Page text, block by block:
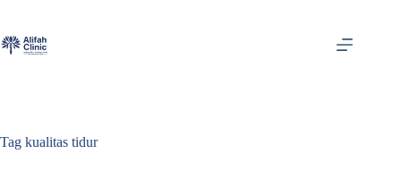
content
Tag kualitas tidur